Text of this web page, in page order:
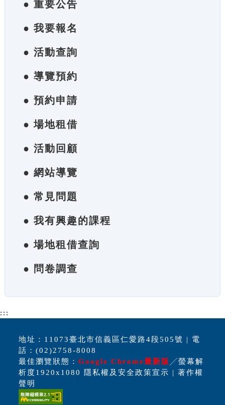
● 重要公告
● 我要報名
● 活動查詢
● 導覽預約
● 預約申請
● 場地租借
● 活動回顧
● 網站導覽
● 常見問題
● 我有興趣的課程
● 場地租借查詢
● 問卷調查
:::
地址：11073臺北市信義區仁愛路4段505號 | 電
話：(02)2758-8008
最佳瀏覽狀態：Google Chrome最新版 ╱螢幕解
析度1920x1080 隱私權及安全政策宣示 | 著作權
聲明